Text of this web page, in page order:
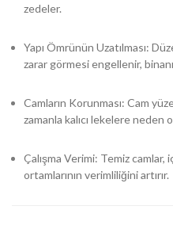
zedeler.
Yapı Ömrünün Uzatılması:
zarar görmesi engellenir,
Camların Korunması: Cam
zamanla kalıcı lekelere neden
Çalışma Verimi: Temiz camlar,
ortamlarının verimliliğini artırır.